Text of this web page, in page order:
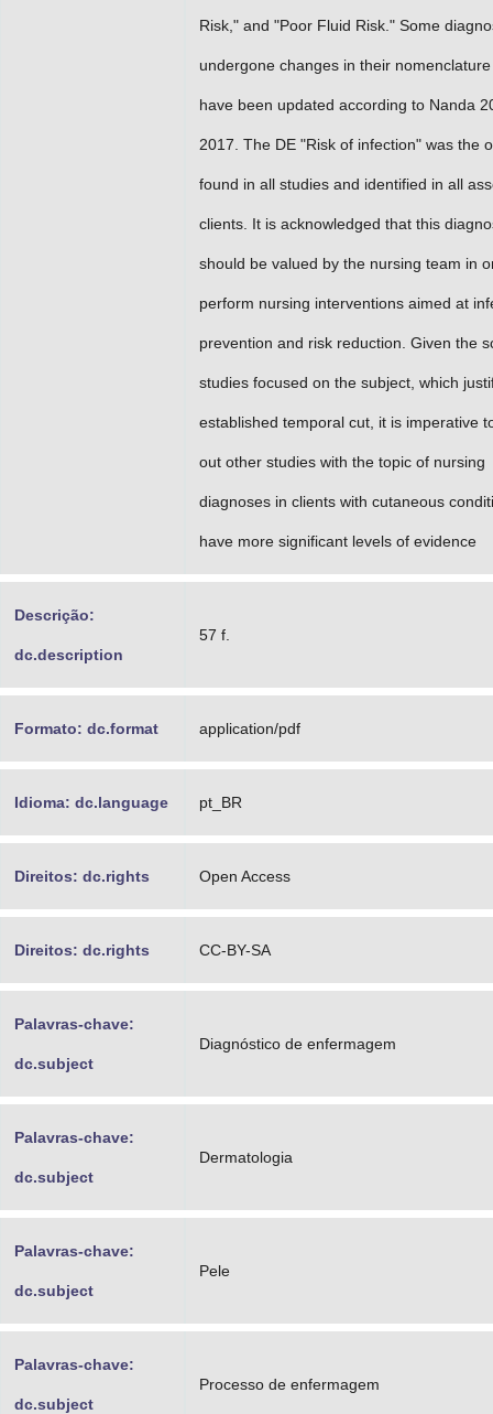
Risk," and "Poor Fluid Risk." Some
undergone changes in their
have been updated according to Nanda
2017. The DE "Risk of infection" was the
found in all studies and identified in all
clients. It is acknowledged that this
should be valued by the nursing team in
perform nursing interventions aimed at
prevention and risk reduction. Given the
studies focused on the subject, which
established temporal cut, it is imperative
out other studies with the topic of nursing
diagnoses in clients with cutaneous
have more significant levels of evidence
Descrição:
dc.description
57 f.
Formato: dc.format application/pdf
Idioma: dc.language pt_BR
Direitos: dc.rights Open Access
Direitos: dc.rights CC-BY-SA
Palavras-chave:
dc.subject
Diagnóstico de enfermagem
Palavras-chave:
dc.subject
Dermatologia
Palavras-chave:
dc.subject
Pele
Palavras-chave:
dc.subject
Processo de enfermagem